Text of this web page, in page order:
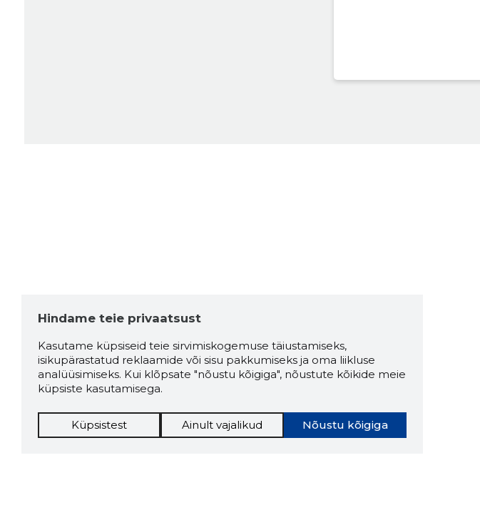
Hindame teie privaatsust
Kasutame küpsiseid teie sirvimiskogemuse täiustamiseks,
isikupärastatud reklaamide või sisu pakkumiseks ja oma liikluse
analüüsimiseks. Kui klõpsate "nõustu kõigiga", nõustute kõikide meie
küpsiste kasutamisega.
Nõustu kõigiga
Küpsistest Ainult vajalikud